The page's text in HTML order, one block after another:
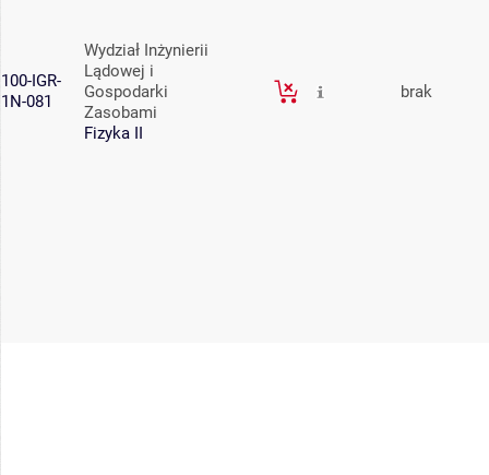
100-IGR-
1N-081
Wydział Inżynierii
Lądowej i
Gospodarki
Zasobami
Fizyka II
brak